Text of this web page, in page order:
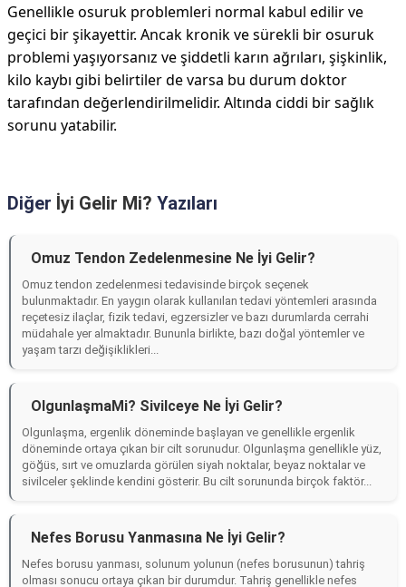
Genellikle osuruk problemleri normal kabul edilir ve
geçici bir şikayettir. Ancak kronik ve sürekli bir osuruk
problemi yaşıyorsanız ve şiddetli karın ağrıları, şişkinlik,
kilo kaybı gibi belirtiler de varsa bu durum doktor
tarafından değerlendirilmelidir. Altında ciddi bir sağlık
sorunu yatabilir.
Diğer İyi Gelir Mi? Yazıları
Omuz Tendon Zedelenmesine Ne İyi Gelir?
Omuz tendon zedelenmesi tedavisinde birçok seçenek
bulunmaktadır. En yaygın olarak kullanılan tedavi yöntemleri arasında
reçetesiz ilaçlar, fizik tedavi, egzersizler ve bazı durumlarda cerrahi
müdahale yer almaktadır. Bununla birlikte, bazı doğal yöntemler ve
yaşam tarzı değişiklikleri...
OlgunlaşmaMi? Sivilceye Ne İyi Gelir?
Olgunlaşma, ergenlik döneminde başlayan ve genellikle ergenlik
döneminde ortaya çıkan bir cilt sorunudur. Olgunlaşma genellikle yüz,
göğüs, sırt ve omuzlarda görülen siyah noktalar, beyaz noktalar ve
sivilceler şeklinde kendini gösterir. Bu cilt sorununda birçok faktör...
Nefes Borusu Yanmasına Ne İyi Gelir?
Nefes borusu yanması, solunum yolunun (nefes borusunun) tahriş
olması sonucu ortaya çıkan bir durumdur. Tahriş genellikle nefes